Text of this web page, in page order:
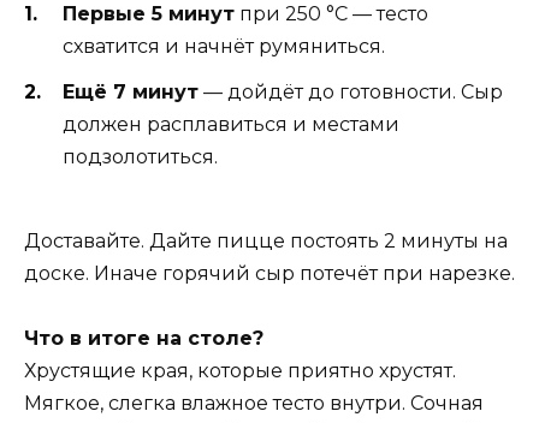
Первые 5 минут при 250 °C — тесто
схватится и начнёт румяниться.
Ещё 7 минут — дойдёт до готовности. Сыр
должен расплавиться и местами
подзолотиться.
Доставайте. Дайте пицце постоять 2 минуты на
доске. Иначе горячий сыр потечёт при нарезке.
Что в итоге на столе?
Хрустящие края, которые приятно хрустят.
Мягкое, слегка влажное тесто внутри. Сочная